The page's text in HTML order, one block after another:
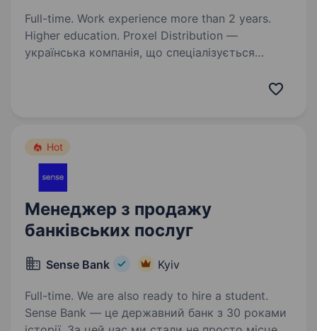
Full-time. Work experience more than 2 years.
Higher education. Proxel Distribution —
українська компанія, що спеціалізується
рішень. Ми поєднуємо технології, логістику
Hot
Менеджер з продажу
банківських послуг
Sense Bank Kyiv
Full-time. We are also ready to hire a student.
Sense Bank — це державний банк з 30 роками